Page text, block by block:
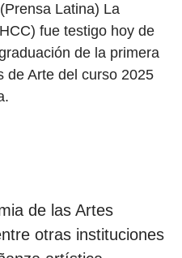
Latina) La
fue testigo hoy de
de la primera
de Arte del curso 2025
de las Artes
otras instituciones